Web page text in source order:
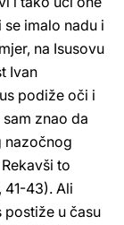
imalo nadu i
na Isusovu
Ivan
podiže oči i
znao da
nazočnog
to
41-43). Ali
postiže u času